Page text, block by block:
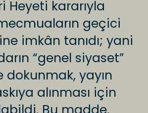
Heyeti kararıyla
geçici
imkân tanıdı; yani
“genel siyaset”
dokunmak, yayın
alınması için